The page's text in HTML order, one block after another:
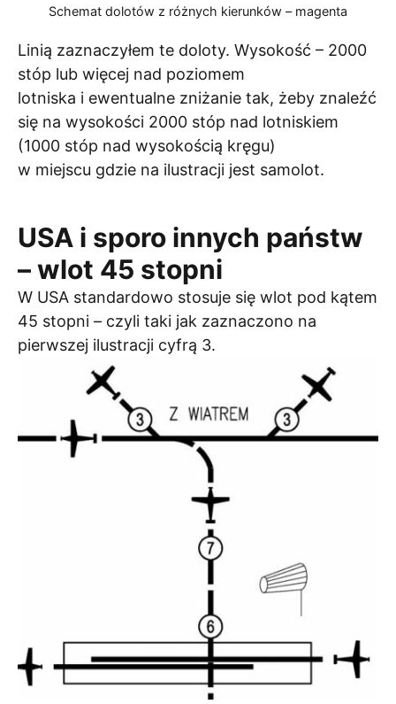
Schemat dolotów z różnych kierunków – magenta
Linią zaznaczyłem te doloty. Wysokość – 2000
stóp lub więcej nad poziomem
lotniska i ewentualne zniżanie tak, żeby znaleźć
się na wysokości 2000 stóp nad lotniskiem
(1000 stóp nad wysokością kręgu)
w miejscu gdzie na ilustracji jest samolot.
USA i sporo innych państw
– wlot 45 stopni
W USA standardowo stosuje się wlot pod kątem
45 stopni – czyli taki jak zaznaczono na
pierwszej ilustracji cyfrą 3.